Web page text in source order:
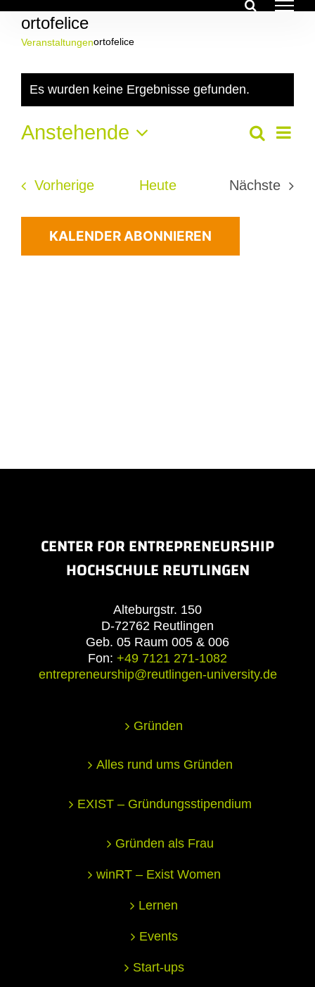
Inhalt
springen
ortofelice
Veranstaltungenortofelice
Veranstaltungen
Hinweis
Es wurden keine Ergebnisse gefunden.
Suche
und
Suche
Liste
Anstehende
wählen.
VorherigeVeranstaltungen
Heute
Nächste
KALENDER ABONNIEREN
CENTER FOR ENTREPRENEURSHIP
HOCHSCHULE REUTLINGEN
Alteburgstr. 150
D-72762 Reutlingen
Geb. 05 Raum 005 & 006
Fon: +49 7121 271-1082
entrepreneurship@reutlingen-university.de
Gründen
Alles rund ums Gründen
EXIST – Gründungsstipendium
Gründen als Frau
winRT – Exist Women
Lernen
Events
Start-ups